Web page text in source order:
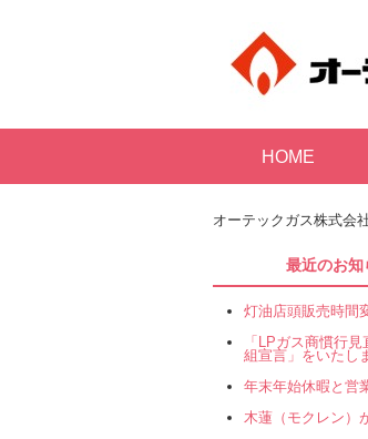
HOME
オーテックガス株式会
最近のお知
灯油店頭販売時間
「LPガス商慣行
組宣言」をいたし
年末年始休暇と営
木蓮（モクレン）